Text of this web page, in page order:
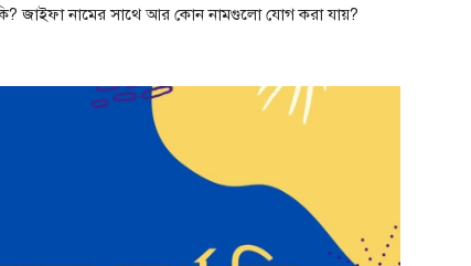
জাইফা নামের সাথে আর কোন নামগুলো যোগ করা যায়?